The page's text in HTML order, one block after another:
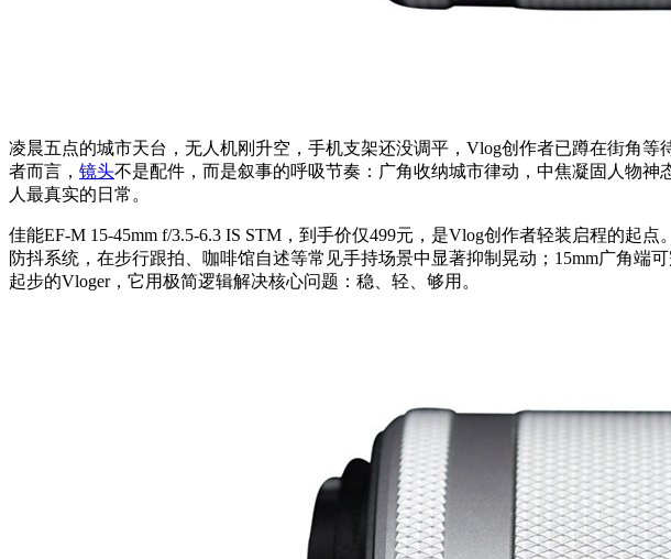
凌晨五点的城市天台，无人机刚升空，手机支架还没调平，Vlog创作者已蹲在街角
者而言， 镜头不是配件，而是叙事的呼吸节奏：广角收纳城市律动，中焦凝固人物
人最真实的日常。
佳能EF-M 15-45mm f/3.5-6.3 IS STM，到手价仅499元，是Vlog创作者轻装启程的起
防抖系统，在步行跟拍、咖啡馆自述等常见手持场景中显著抑制晃动；15mm广角端
起步的Vloger，它用极简逻辑解决核心问题：稳、轻、够用。